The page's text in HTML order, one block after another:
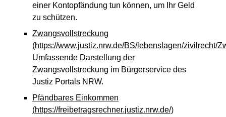
einer Kontopfändung tun können, um Ihr Geld
zu schützen.
Zwangsvollstreckung
(https://www.justiz.nrw.de/BS/lebenslagen/zivilrecht/
Umfassende Darstellung der
Zwangsvollstreckung im Bürgerservice des
Justiz Portals NRW.
Pfändbares Einkommen
(https://freibetragsrechner.justiz.nrw.de/)